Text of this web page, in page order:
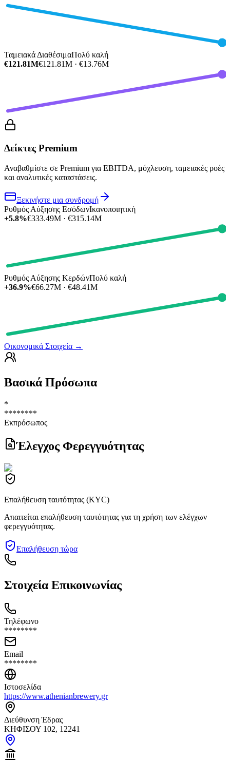
Ταμειακά ΔιαθέσιμαΠολύ καλή
€121.81M€121.81M · €13.76M
Δείκτες Premium
Αναβαθμίστε σε Premium για EBITDA, μόχλευση, ταμειακές ροές
και αναλυτικές καταστάσεις.
Ξεκινήστε μια συνδρομή
Ρυθμός Αύξησης ΕσόδωνΙκανοποιητική
+5.8%€333.49M · €315.14M
Ρυθμός Αύξησης ΚερδώνΠολύ καλή
+36.9%€66.27M · €48.41M
Οικονομικά Στοιχεία →
Βασικά Πρόσωπα
*
********
Εκπρόσωπος
Έλεγχος Φερεγγυότητας
Επαλήθευση ταυτότητας (KYC)
Απαιτείται επαλήθευση ταυτότητας για τη χρήση των ελέγχων
φερεγγυότητας.
Επαλήθευση τώρα
Στοιχεία Επικοινωνίας
Τηλέφωνο
********
Email
********
Ιστοσελίδα
https://www.athenianbrewery.gr
Διεύθυνση Έδρας
ΚΗΦΙΣΟΥ 102, 12241